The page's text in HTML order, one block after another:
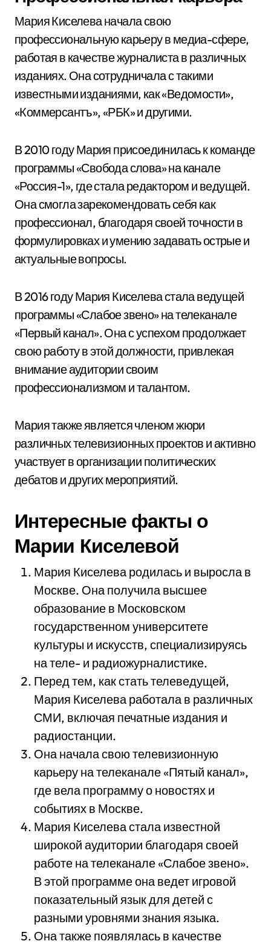
Мария Киселева начала свою
профессиональную карьеру в медиа-сфере,
работая в качестве журналиста в различных
изданиях. Она сотрудничала с такими
известными изданиями, как «Ведомости»,
«Коммерсантъ», «РБК» и другими.
В 2010 году Мария присоединилась к команде
программы «Свобода слова» на канале
«Россия-1», где стала редактором и ведущей.
Она смогла зарекомендовать себя как
профессионал, благодаря своей точности в
формулировках и умению задавать острые и
актуальные вопросы.
В 2016 году Мария Киселева стала ведущей
программы «Слабое звено» на телеканале
«Первый канал». Она с успехом продолжает
свою работу в этой должности, привлекая
внимание аудитории своим
профессионализмом и талантом.
Мария также является членом жюри
различных телевизионных проектов и активно
участвует в организации политических
дебатов и других мероприятий.
Интересные факты о
Марии Киселевой
Мария Киселева родилась и выросла в
Москве. Она получила высшее
образование в Московском
государственном университете
культуры и искусств, специализируясь
на теле- и радиожурналистике.
Перед тем, как стать телеведущей,
Мария Киселева работала в различных
СМИ, включая печатные издания и
радиостанции.
Она начала свою телевизионную
карьеру на телеканале «Пятый канал»,
где вела программу о новостях и
событиях в Москве.
Мария Киселева стала известной
широкой аудитории благодаря своей
работе на телеканале «Слабое звено».
В этой программе она ведет игровой
показательный язык для детей с
разными уровнями знания языка.
Она также появлялась в качестве